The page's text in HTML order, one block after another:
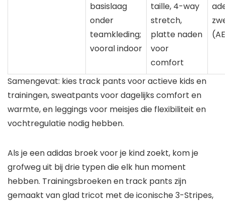
basislaag
onder
teamkleding;
vooral indoor
taille, 4-way
stretch,
platte naden
voor
comfort
Samengevat: kies track pants voor actieve kids en
trainingen, sweatpants voor dagelijks comfort en
warmte, en leggings voor meisjes die flexibiliteit en
vochtregulatie nodig hebben.
Als je een adidas broek voor je kind zoekt, kom je
grofweg uit bij drie typen die elk hun moment
hebben. Trainingsbroeken en track pants zijn
gemaakt van glad tricot met de iconische 3-Stripes,